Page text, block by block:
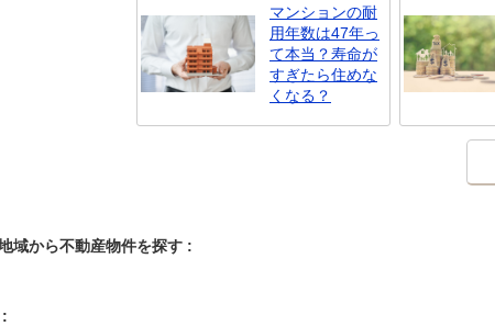
マンションの耐
用年数は47年っ
て本当？寿命が
すぎたら住めな
くなる？
域から不動産物件を探す :